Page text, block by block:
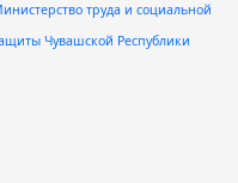
труда и социальной
Чувашской Республики